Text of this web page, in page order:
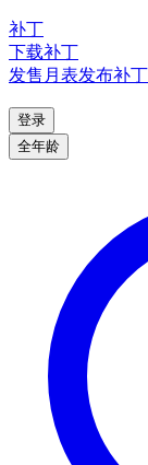
补丁
下载补丁
发售月表发布补丁
登录
全年龄